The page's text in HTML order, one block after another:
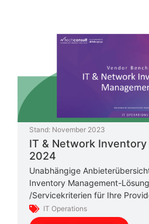
Stand: November 2023
IT & Network
2024
Unabhängige
Inventory Management-
/Servicekriterien für Ihre
IT Operations